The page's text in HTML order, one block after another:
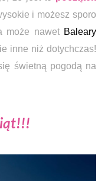
i możesz sporo
może nawet Baleary
inne niż dotychczas!
świetną pogodą na